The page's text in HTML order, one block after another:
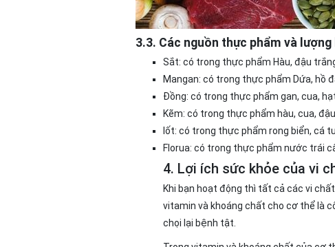
3.3. Các nguồn thực phẩm và
Sắt: có trong thực phẩm Hàu, đậu
Mangan: có trong thực phẩm Dứa, hồ
Đồng: có trong thực phẩm gan, cua,
Kẽm: có trong thực phẩm hàu, cua,
Iốt: có trong thực phẩm rong biển, cá
Florua: có trong thực phẩm nước trái
4. Lợi ích sức khỏe của vi
Khi bạn hoạt động thì tất cả các vi
vitamin và khoáng chất cho cơ thể là
chọi lại bệnh tật.